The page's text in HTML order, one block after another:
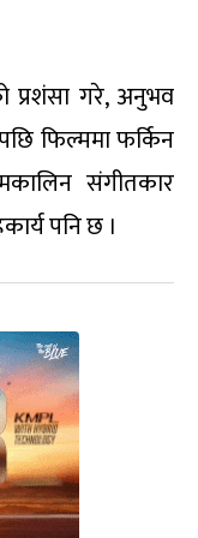
गरे, अनुभव
फिल्ममा फर्किन
संगीतकार
पनि छ ।